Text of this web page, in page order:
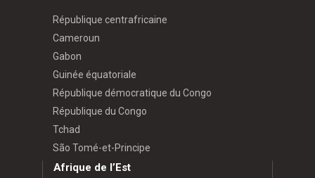
République centrafricaine
Cameroun
Gabon
Guinée équatoriale
République démocratique du Congo
République du Congo
Tchad
São Tomé-et-Principe
Afrique de l’Est